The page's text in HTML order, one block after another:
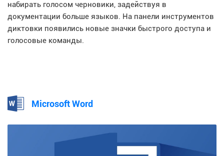
набирать голосом черновики, задействуя в
документации больше языков. На панели инструментов
диктовки появились новые значки быстрого доступа и
голосовые команды.
Microsoft Word